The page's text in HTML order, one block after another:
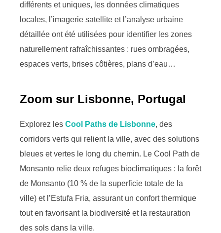
différents et uniques, les données climatiques
locales, l’imagerie satellite et l’analyse urbaine
détaillée ont été utilisées pour identifier les zones
naturellement rafraîchissantes : rues ombragées,
espaces verts, brises côtières, plans d’eau…
Zoom sur Lisbonne, Portugal
Explorez les Cool Paths de Lisbonne, des
corridors verts qui relient la ville, avec des solutions
bleues et vertes le long du chemin. Le Cool Path de
Monsanto relie deux refuges bioclimatiques : la forêt
de Monsanto (10 % de la superficie totale de la
ville) et l’Estufa Fria, assurant un confort thermique
tout en favorisant la biodiversité et la restauration
des sols dans la ville.